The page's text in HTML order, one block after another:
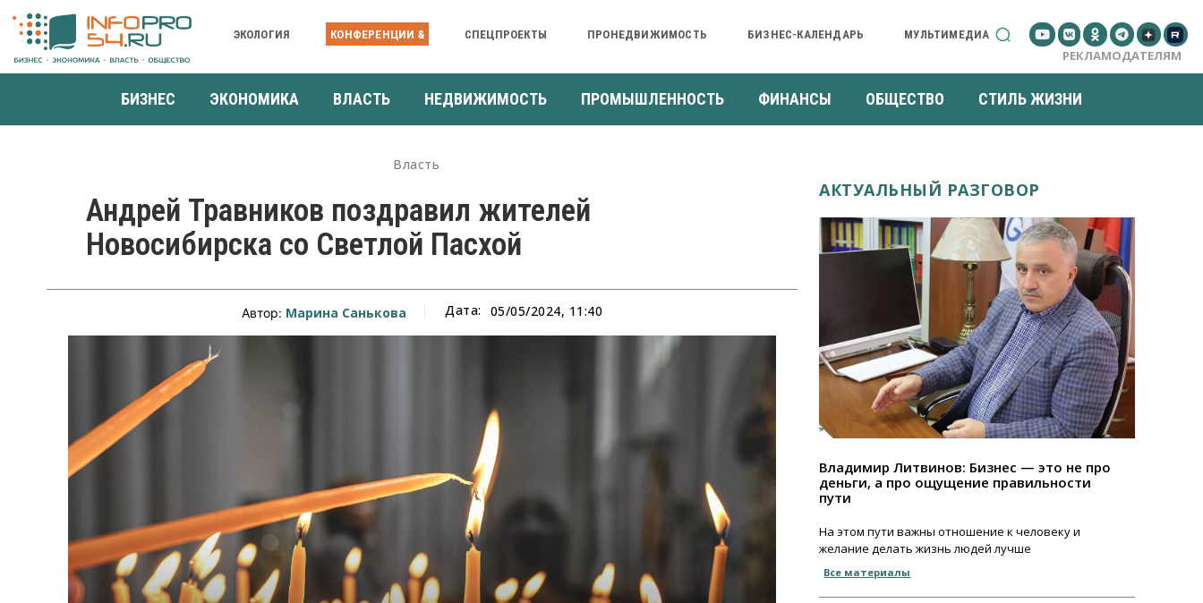
ЭКОЛОГИЯ КОНФЕРЕНЦИИ & СПЕЦПРОЕКТЫ ПРОНЕДВИЖИМОСТЬ БИЗНЕС-КАЛЕНДАРЬ МУЛЬТИМЕДИА
РЕКЛАМОДАТЕЛЯМ
БИЗНЕС ЭКОНОМИКА ВЛАСТЬ НЕДВИЖИМОСТЬ ПРОМЫШЛЕННОСТЬ ФИНАНСЫ ОБЩЕСТВО СТИЛЬ ЖИЗНИ
Власть
Андрей Травников поздравил жителей
Новосибирска со Светлой Пасхой
Автор: Марина Санькова Дата: 05/05/2024, 11:40
АКТУАЛЬНЫЙ РАЗГОВОР
Владимир Литвинов: Бизнес — это не про
деньги, а про ощущение правильности
пути
На этом пути важны отношение к человеку и
желание делать жизнь людей лучше
Все материалы